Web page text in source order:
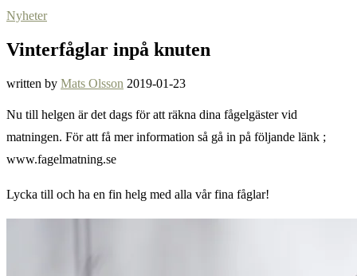
Nyheter
Vinterfåglar inpå knuten
written by Mats Olsson 2019-01-23
Nu till helgen är det dags för att räkna dina fågelgäster vid
matningen. För att få mer information så gå in på följande länk ;
www.fagelmatning.se
Lycka till och ha en fin helg med alla vår fina fåglar!